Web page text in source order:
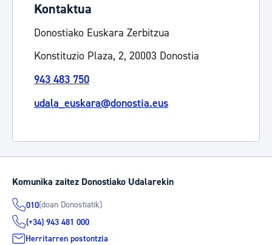
Kontaktua
Donostiako Euskara Zerbitzua
Konstituzio Plaza, 2, 20003 Donostia
943 483 750
udala_euskara@donostia.eus
Komunika zaitez Donostiako Udalarekin
010(doan Donostiatik)
(+34) 943 481 000
Herritarren postontzia